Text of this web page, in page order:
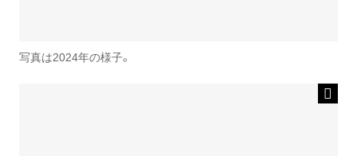
写真は2024年の様子。